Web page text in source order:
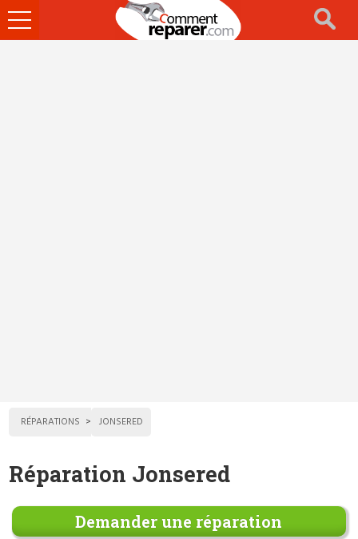
Ouvrir
le
RÉPARATIONS JONSERED
Réparation Jonsered
Demander une réparation